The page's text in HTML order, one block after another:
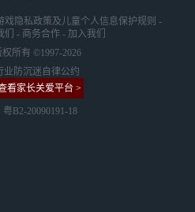
戏隐私政策及儿童个人信息保护规则 -
- 商务合作 - 加入我们
所有 ©1997-2026
业防沉迷自律公约
看家长关爱平台 >
粤B2-20090191-18